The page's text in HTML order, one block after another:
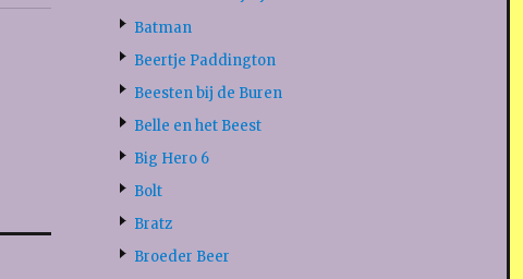
Batman
Beertje Paddington
Beesten bij de Buren
Belle en het Beest
Big Hero 6
Bolt
Bratz
Broeder Beer